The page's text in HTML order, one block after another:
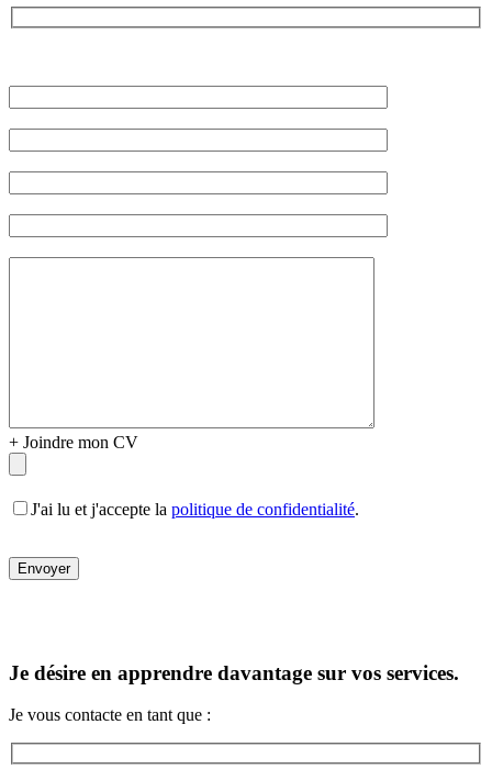
vide.
+ Joindre mon CV
J'ai lu et j'accepte la politique de confidentialité.
Je désire en apprendre davantage sur vos services.
Je vous contacte en tant que :